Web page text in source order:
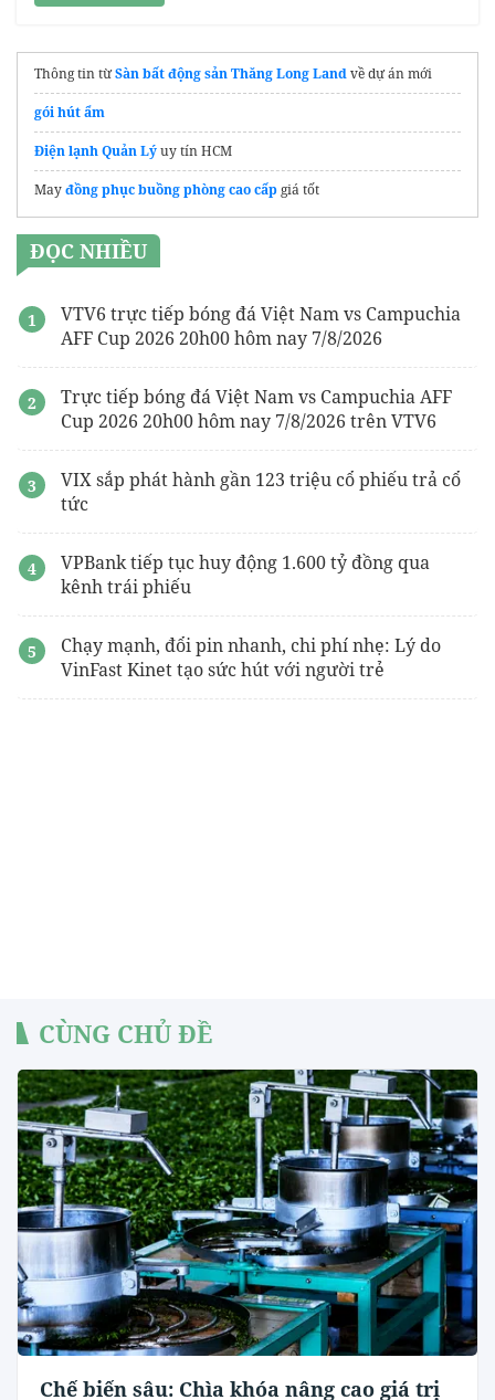
Thông tin từSàn bất động sản Thăng Long Landvề dự án mới
gói hút ẩm
Điện lạnh Quản Lýuy tín HCM
Mayđồng phục buồng phòng cao cấpgiá tốt
ĐỌC NHIỀU
VTV6 trực tiếp bóng đá Việt Nam vs Campuchia
AFF Cup 2026 20h00 hôm nay 7/8/2026
Trực tiếp bóng đá Việt Nam vs Campuchia AFF
Cup 2026 20h00 hôm nay 7/8/2026 trên VTV6
VIX sắp phát hành gần 123 triệu cổ phiếu trả cổ
tức
VPBank tiếp tục huy động 1.600 tỷ đồng qua
kênh trái phiếu
Chạy mạnh, đổi pin nhanh, chi phí nhẹ: Lý do
VinFast Kinet tạo sức hút với người trẻ
CÙNG CHỦ ĐỀ
Chế biến sâu: Chìa khóa nâng cao giá trị